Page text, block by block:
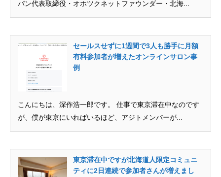
パン代表取締役・オホツクネットファウンダー・北海...
セールスせずに1週間で3人も勝手に月額
有料参加者が増えたオンラインサロン事
例
こんにちは、深作浩一郎です。 仕事で東京滞在中なのです
が、僕が東京にいればいるほど、アジトメンバーが...
東京滞在中ですが北海道人限定コミュニ
ティに2日連続で参加者さんが増えまし